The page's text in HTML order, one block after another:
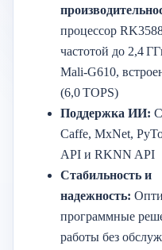
процессор
частотой до 2,4
Mali-G610,
(6,0 TOPS)
Поддержка ИИ:
Caffe, MxNet,
API и RKNN API
Стабильность и
надежность:
программные
работы без